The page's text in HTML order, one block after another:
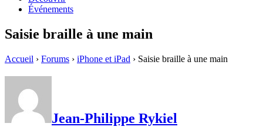
Événements
Saisie braille à une main
Accueil › Forums › iPhone et iPad › Saisie braille à une main
Jean-Philippe Rykiel